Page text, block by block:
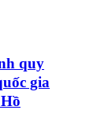
quy
gia